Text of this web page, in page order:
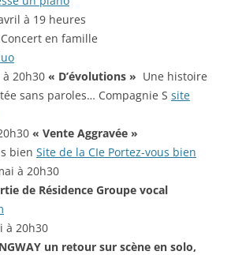
à 19 heures
Concert en famille
20h30 « D’évolutions » Une histoire
sans paroles… Compagnie S site
« Vente Aggravée »
bien Site de la CIe Portez-vous bien
à 20h30
de Résidence Groupe vocal
à 20h30
un retour sur scène en solo,